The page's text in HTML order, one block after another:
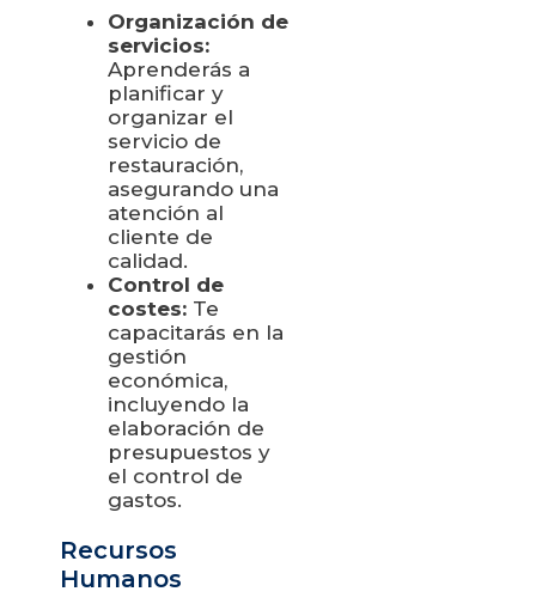
Organización de
servicios:
Aprenderás a
planificar y
organizar el
servicio de
restauración,
asegurando una
atención al
cliente de
calidad.
Control de
costes: Te
capacitarás en la
gestión
económica,
incluyendo la
elaboración de
presupuestos y
el control de
gastos.
Recursos
Humanos